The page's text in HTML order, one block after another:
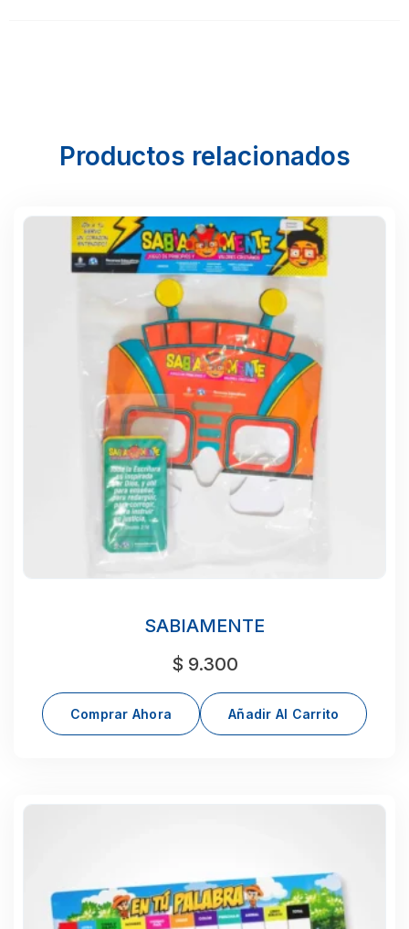
Productos relacionados
SABIAMENTE
$ 9.300
Comprar Ahora Añadir Al Carrito